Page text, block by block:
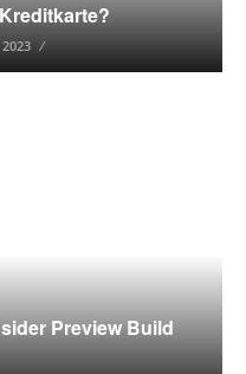
2023
Preview Build